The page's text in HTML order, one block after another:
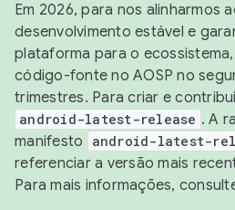
Em 2026, para nos alinharmos
desenvolvimento estável e
plataforma para o
código-fonte no AOSP no
trimestres. Para criar e
android-latest-release . A
manifesto
android-latest-
referenciar a versão mais
Para mais informações,